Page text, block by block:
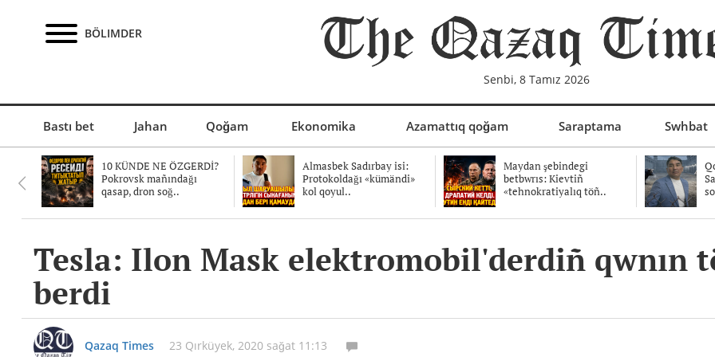
BÖLIMDER
Senbi, 8 Tamız 2026
Bastı bet Jahan Qoğam Ekonomika Azamattıq qoğam Saraptama Swhbat
10 KÜNDE NE ÖZGERDİ?
Pokrovsk mañındağı
qasap, dron soğ..
Almasbek Sadırbay isi:
Protokoldağı «kümändi»
kol qoyul..
Maydan şebindegi
betbwrıs: Kievtiñ
«tehnokratiyalıq töñ..
Tesla: Ilon Mask elektromobil'derdiñ qwnın
berdi
Qazaq Times 23 Qırküyek, 2020 sağat 11:13